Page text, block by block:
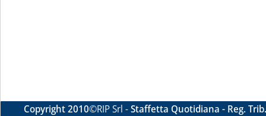
Copyright 2010©RIP Srl -Staffetta Quotidiana - Reg.